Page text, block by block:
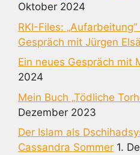
Oktober 2024
RKI-Files:
Gespräch mit Jürgen
Ein neues Gespräch mit
2024
Mein Buch „Tödliche
Dezember 2023
Der Islam als
Cassandra Sommer 1.